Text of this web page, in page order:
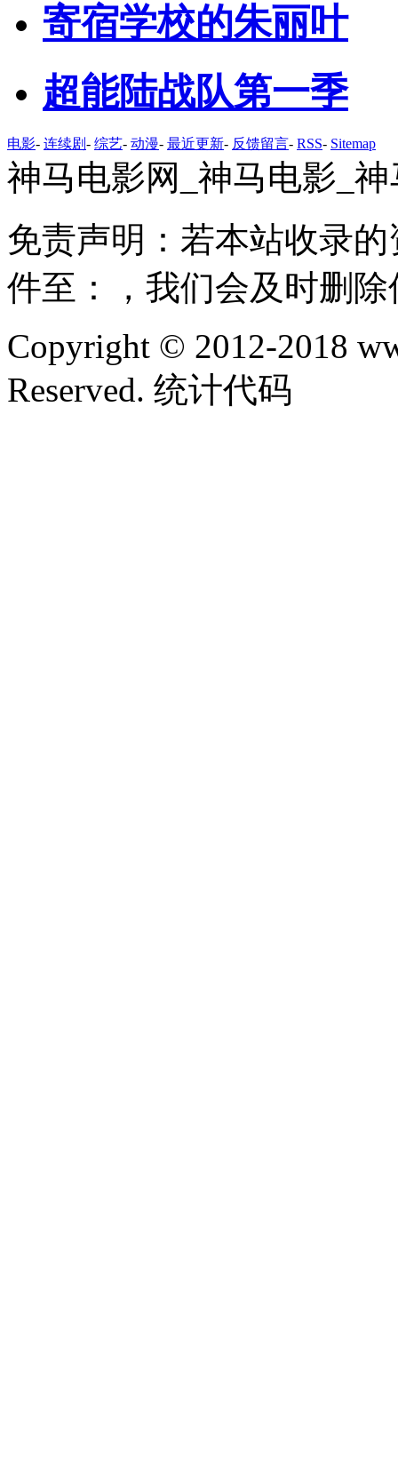
寄宿学校的朱丽叶
超能陆战队第一季
电影- 连续剧- 综艺- 动漫- 最近更新- 反馈留言- RSS- Sitemap
神马电影网_神马电影_
免责声明：若本站收录
件至：，我们会及时删
Copyright © 2012-2018
Reserved. 统计代码